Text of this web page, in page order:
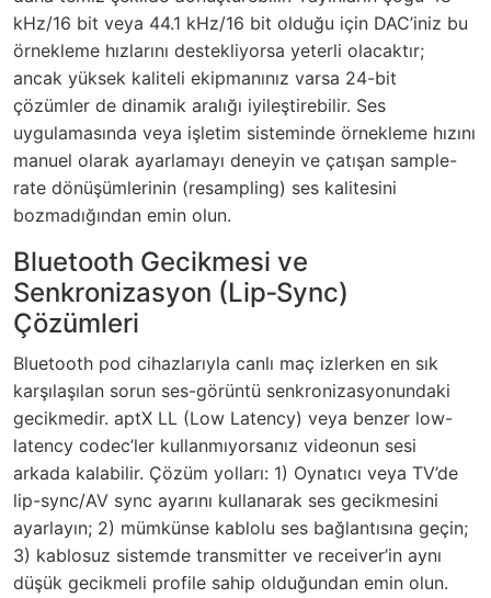
kHz/16 bit veya 44.1 kHz/16 bit olduğu için DAC’iniz bu
örnekleme hızlarını destekliyorsa yeterli olacaktır;
ancak yüksek kaliteli ekipmanınız varsa 24-bit
çözümler de dinamik aralığı iyileştirebilir. Ses
uygulamasında veya işletim sisteminde örnekleme hızını
manuel olarak ayarlamayı deneyin ve çatışan sample-
rate dönüşümlerinin (resampling) ses kalitesini
bozmadığından emin olun.
Bluetooth Gecikmesi ve
Senkronizasyon (Lip‑Sync)
Çözümleri
Bluetooth pod cihazlarıyla canlı maç izlerken en sık
karşılaşılan sorun ses-görüntü senkronizasyonundaki
gecikmedir. aptX LL (Low Latency) veya benzer low-
latency codec’ler kullanmıyorsanız videonun sesi
arkada kalabilir. Çözüm yolları: 1) Oynatıcı veya TV’de
lip-sync/AV sync ayarını kullanarak ses gecikmesini
ayarlayın; 2) mümkünse kablolu ses bağlantısına geçin;
3) kablosuz sistemde transmitter ve receiver’in aynı
düşük gecikmeli profile sahip olduğundan emin olun.